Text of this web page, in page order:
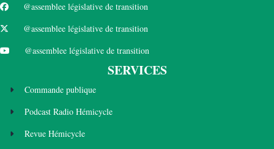
@assemblee législative de transition
@assemblee législative de transition
@assemblee législative de transition
SERVICES
Commande publique
Podcast Radio Hémicycle
Revue Hémicycle